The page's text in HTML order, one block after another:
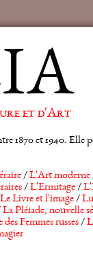
et d'Art
1870 et 1940. Elle
/L'Art moderne
/L'Ermitage/
Le Livre et l'image/
La Pléiade, nouvelle
des Femmes russes/